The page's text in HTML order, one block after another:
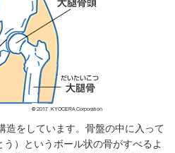
造をしています。骨盤の中に入って
）というボール状の骨がすべるよ